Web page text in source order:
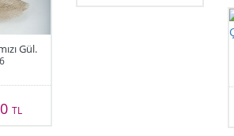
Gül.
TL